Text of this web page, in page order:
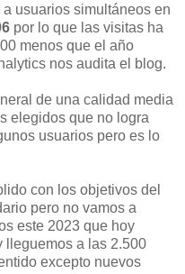
usuarios simultáneos en
por lo que las visitas ha
menos que el año
nos audita el blog.
de una calidad media
elegidos que no logra
usuarios pero es lo
con los objetivos del
pero no vamos a
este 2023 que hoy
lleguemos a las 2.500
excepto nuevos